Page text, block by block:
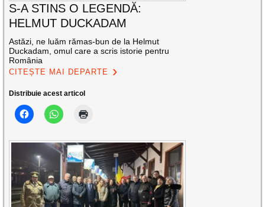
S-A STINS O LEGENDĂ:
HELMUT DUCKADAM
Astăzi, ne luăm rămas-bun de la Helmut
Duckadam, omul care a scris istorie pentru
România
CITEȘTE MAI DEPARTE
Distribuie acest articol